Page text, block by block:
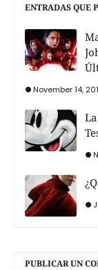
ENTRADAS QUE
November 14,
PUBLICAR UN